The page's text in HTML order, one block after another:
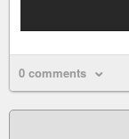
0 comments